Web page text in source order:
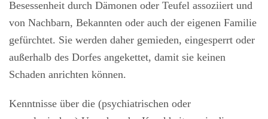
Besessenheit durch Dämonen oder Teufel assoziiert und
von Nachbarn, Bekannten oder auch der eigenen Familie
gefürchtet. Sie werden daher gemieden, eingesperrt oder
außerhalb des Dorfes angekettet, damit sie keinen
Schaden anrichten können.
Kenntnisse über die (psychiatrischen oder